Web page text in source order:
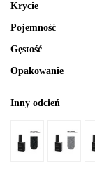
Krycie
Pojemność
Gęstość
Opakowanie
Inny odcień